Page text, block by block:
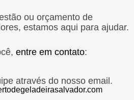
ou orçamento de
estamos aqui para ajudar.
entre em contato:
através do nosso email.